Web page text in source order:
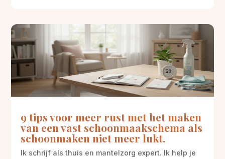
9 tips voor meer rust met het maken
van een vast schoonmaakschema als
schoonmaken niet meer lukt.
Ik schrijf als thuis en mantelzorg expert. Ik help je